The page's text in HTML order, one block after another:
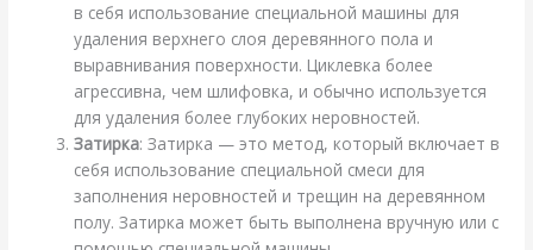
в себя использование специальной машины для
удаления верхнего слоя деревянного пола и
выравнивания поверхности. Циклевка более
агрессивна, чем шлифовка, и обычно используется
для удаления более глубоких неровностей.
Затирка: Затирка — это метод, который включает в
себя использование специальной смеси для
заполнения неровностей и трещин на деревянном
полу. Затирка может быть выполнена вручную или с